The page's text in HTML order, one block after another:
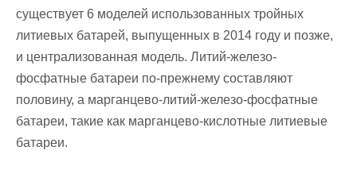
существует 6 моделей использованных тройных
литиевых батарей, выпущенных в 2014 году и позже,
и централизованная модель. Литий-железо-
фосфатные батареи по-прежнему составляют
половину, а марганцево-литий-железо-фосфатные
батареи, такие как марганцево-кислотные литиевые
батареи.